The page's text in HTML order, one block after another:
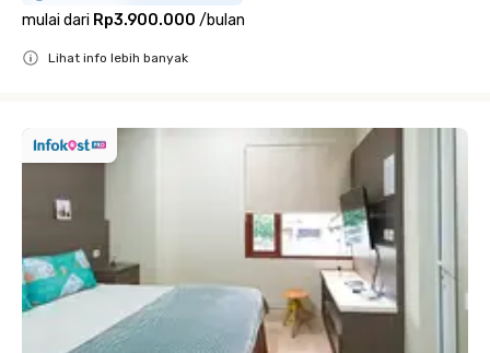
mulai dari Rp3.900.000 /bulan
Lihat info lebih banyak